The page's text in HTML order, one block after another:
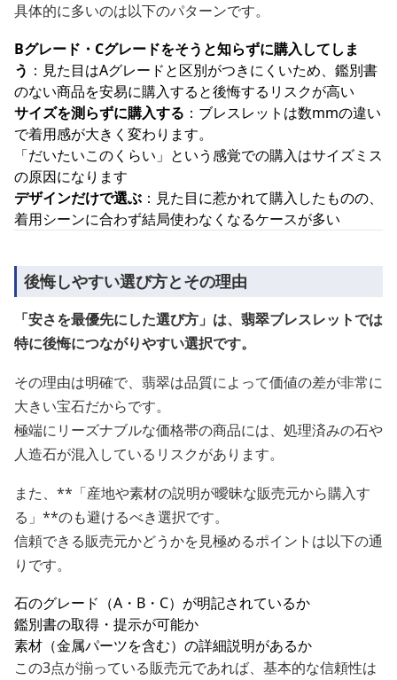
具体的に多いのは以下のパターンです。
Bグレード・Cグレードをそうと知らずに購入してしま
う ：見た目はAグレードと区別がつきにくいため、鑑別書
のない商品を安易に購入すると後悔するリスクが高い
サイズを測らずに購入する ：ブレスレットは数mmの違い
で着用感が大きく変わります。
「だいたいこのくらい」という感覚での購入はサイズミス
の原因になります
デザインだけで選ぶ ：見た目に惹かれて購入したものの、
着用シーンに合わず結局使わなくなるケースが多い
後悔しやすい選び方とその理由
「安さを最優先にした選び方」は、翡翠ブレスレットでは
特に後悔につながりやすい選択です。
その理由は明確で、翡翠は品質によって価値の差が非常に
大きい宝石だからです。
極端にリーズナブルな価格帯の商品には、処理済みの石や
人造石が混入しているリスクがあります。
また、**「産地や素材の説明が曖昧な販売元から購入す
る」**のも避けるべき選択です。
信頼できる販売元かどうかを見極めるポイントは以下の通
りです。
石のグレード（A・B・C）が明記されているか
鑑別書の取得・提示が可能か
素材（金属パーツを含む）の詳細説明があるか
この3点が揃っている販売元であれば、基本的な信頼性は